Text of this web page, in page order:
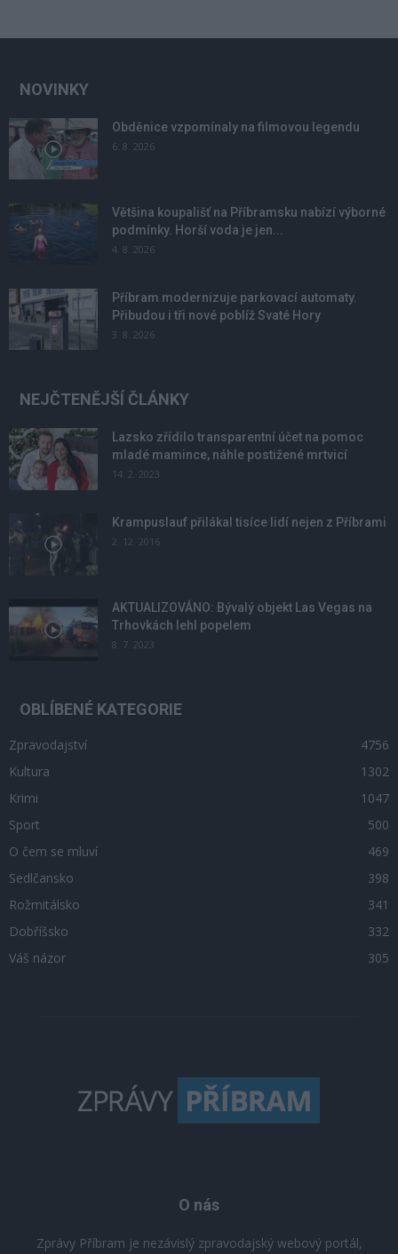
NOVINKY
Obděnice vzpomínaly na filmovou legendu
6. 8. 2026
Většina koupališť na Příbramsku nabízí výborné
podmínky. Horší voda je jen...
4. 8. 2026
Příbram modernizuje parkovací automaty.
Přibudou i tři nové poblíž Svaté Hory
3. 8. 2026
NEJČTENĚJŠÍ ČLÁNKY
Lazsko zřídilo transparentní účet na pomoc
mladé mamince, náhle postižené mrtvicí
14. 2. 2023
Krampuslauf přilákal tisíce lidí nejen z Příbrami
2. 12. 2016
AKTUALIZOVÁNO: Bývalý objekt Las Vegas na
Trhovkách lehl popelem
8. 7. 2023
OBLÍBENÉ KATEGORIE
Zpravodajství
4756
Kultura
1302
Krimi
1047
Sport
500
O čem se mluví
469
Sedlčansko
398
Rožmitálsko
341
Dobříšsko
332
Váš názor
305
O nás
Zprávy Příbram je nezávislý zpravodajský webový portál,